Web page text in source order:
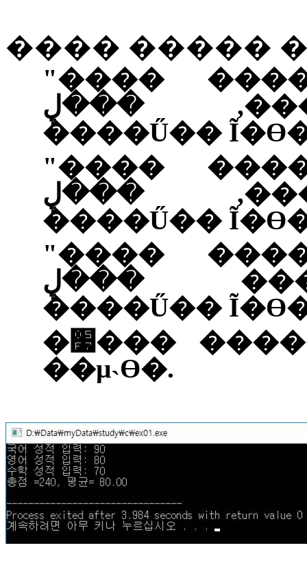
���� �����
"����
,
����Ű��
"����
,
����Ű��
"����
����Ű��
�׷���
��µ˴ϴ�.